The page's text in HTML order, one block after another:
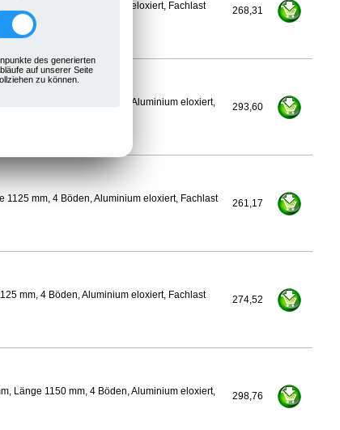
mm, 4 Böden, Aluminium eloxiert, Fachlast
268,31
Länge 1125 mm, 4 Böden, Aluminium eloxiert,
293,60
1125 mm, 4 Böden, Aluminium eloxiert, Fachlast
261,17
mm, 4 Böden, Aluminium eloxiert, Fachlast
274,52
Länge 1150 mm, 4 Böden, Aluminium eloxiert,
298,76
des generierten
auf unserer Seite
zu können.